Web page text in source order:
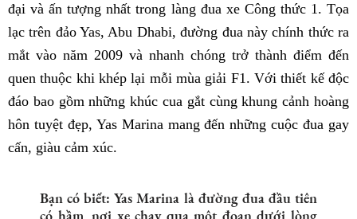
đại và ấn tượng nhất trong làng đua xe Công thức 1. Tọa
lạc trên đảo Yas, Abu Dhabi, đường đua này chính thức ra
mắt vào năm 2009 và nhanh chóng trở thành điểm đến
quen thuộc khi khép lại mỗi mùa giải F1. Với thiết kế độc
đáo bao gồm những khúc cua gắt cùng khung cảnh hoàng
hôn tuyệt đẹp, Yas Marina mang đến những cuộc đua gay
cấn, giàu cảm xúc.
Bạn có biết: Yas Marina là đường đua đầu tiên
có hầm, nơi xe chạy qua một đoạn dưới lòng